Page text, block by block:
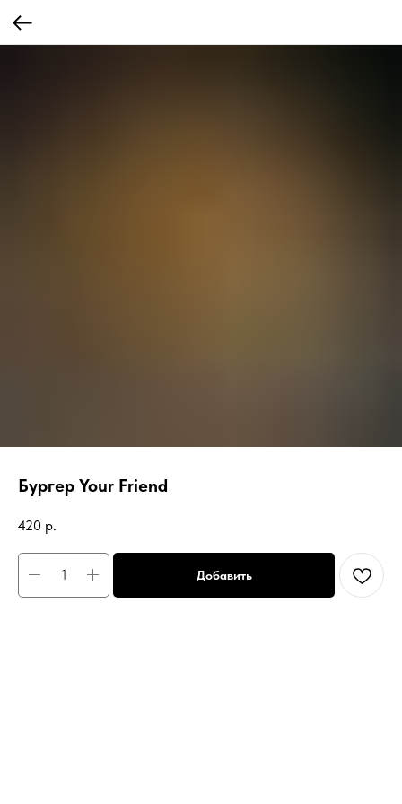
Бургер Your Friend
420 р.
Добавить